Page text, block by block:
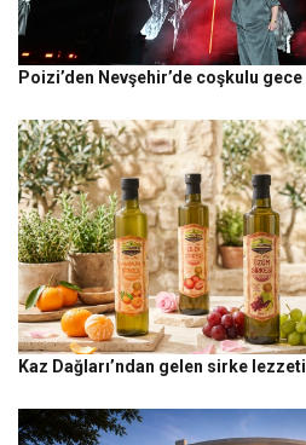
Poizi’den Nevşehir’de coşkulu gece
Kaz Dağları’ndan gelen sirke lezzeti